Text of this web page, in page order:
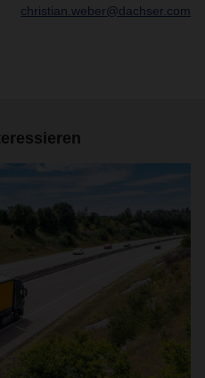
christian.weber@dachser.com